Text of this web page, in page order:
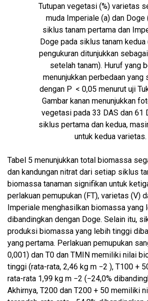
Tutupan vegetasi (%) varietas
muda Imperiale (a) dan Doge
siklus tanam pertama dan
Doge pada siklus tanam kedua
pengukuran ditunjukkan
setelah tanam). Huruf yang
menunjukkan perbedaan yang
dengan P < 0,05 menurut uji
Gambar kanan menunjukkan
vegetasi pada 33 DAS dan 61
siklus pertama dan kedua,
untuk kedua varietas.
Tabel 5 menunjukkan total biomassa
dan kandungan nitrat dari setiap siklus
biomassa tanaman signifikan untuk
perlakuan pemupukan (FT), varietas (V)
Imperiale menghasilkan biomassa yang
dibandingkan dengan Doge. Selain itu,
produksi biomassa yang lebih tinggi
yang pertama. Perlakuan pemupukan
0,001) dan T0 dan TMIN memiliki nilai
tinggi (rata-rata, 2,46 kg m −2 ), T100 +
rata-rata 1,99 kg m −2 (−24,0%
Akhirnya, T200 dan T200 + 50 memiliki